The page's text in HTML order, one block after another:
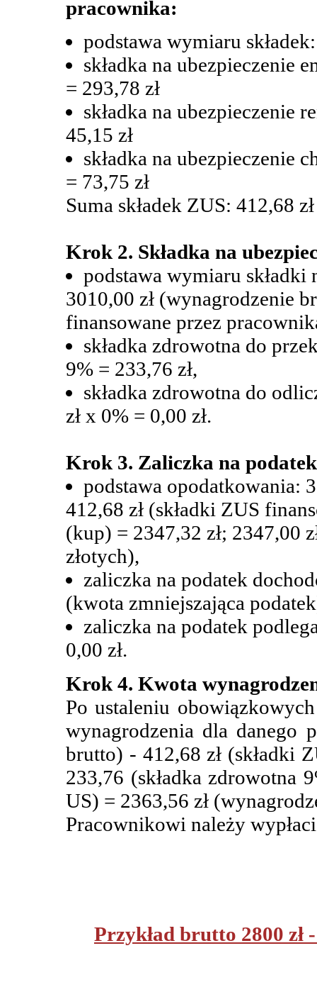
pracownika:
podstawa wymiaru
składka na ubezpieczenie
= 293,78 zł
składka na ubezpieczenie
45,15 zł
składka na ubezpieczenie
= 73,75 zł
Suma składek ZUS: 412,68
Krok 2. Składka na
podstawa wymiaru składki
3010,00 zł (wynagrodzenie
finansowane przez
składka zdrowotna do
9% = 233,76 zł,
składka zdrowotna do
zł x 0% = 0,00 zł.
Krok 3. Zaliczka na
podstawa opodatkowania:
412,68 zł (składki ZUS
(kup) = 2347,32 zł; 2347,00
złotych),
zaliczka na podatek
(kwota zmniejszająca
zaliczka na podatek
0,00 zł.
Krok 4. Kwota
Po ustaleniu
wynagrodzenia dla danego
brutto) - 412,68 zł (składki
233,76 (składka zdrowotna
US) = 2363,56 zł
Pracownikowi należy
Przykład brutto 2800 zł